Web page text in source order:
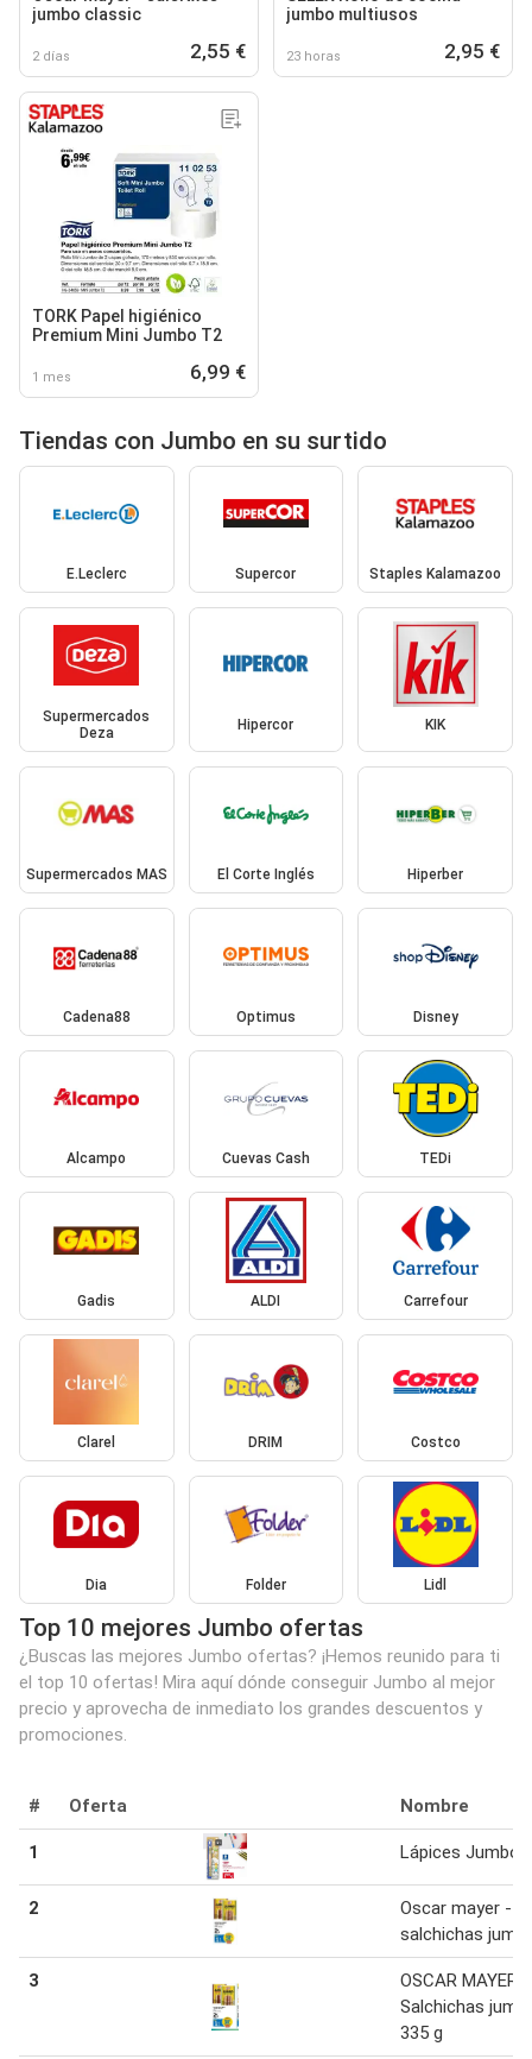
jumbo classic
2 días 2,55 €
jumbo multiusos
23 horas 2,95 €
TORK Papel higiénico
Premium Mini Jumbo T2
1 mes 6,99 €
Tiendas con Jumbo en su surtido
E.Leclerc Supercor Staples Kalamazoo
Supermercados
Deza
Hipercor KIK
Supermercados MAS El Corte Inglés Hiperber
Cadena88 Optimus Disney
Alcampo Cuevas Cash TEDi
Gadis ALDI Carrefour
Clarel DRIM Costco
Dia Folder Lidl
Top 10 mejores Jumbo ofertas
¿Buscas las mejores Jumbo ofertas? ¡Hemos reunido para ti
el top 10 ofertas! Mira aquí dónde conseguir Jumbo al mejor
precio y aprovecha de inmediato los grandes descuentos y
promociones.
# Oferta Nombre
1 Lápices Jumbo
2
Oscar mayer -
salchichas
3
OSCAR MAYER
Salchichas
335 g